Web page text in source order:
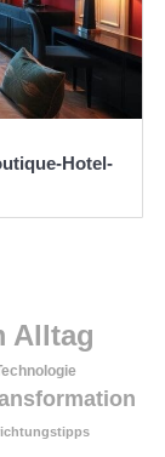
Hotel-
Alltag